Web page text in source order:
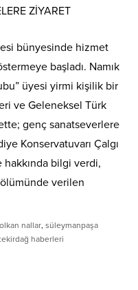
ZİYARET
bünyesinde hizmet
başladı. Namık
üyesi yirmi kişilik bir
ve Geleneksel Türk
genç sanatseverlere
Konservatuvarı Çalgı
hakkında bilgi verdi,
verilen
nallar, süleymanpaşa
haberleri